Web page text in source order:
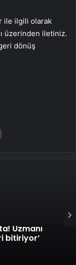
ile ilgili olarak
üzerinden iletiniz.
dönüş
Uzmanı
bitiriyor’